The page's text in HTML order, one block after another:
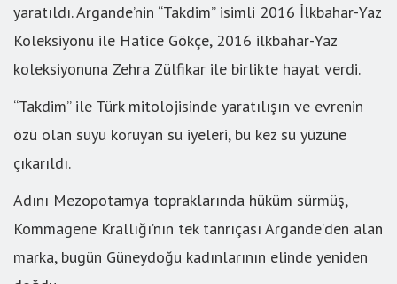
yaratıldı. Argande’nin “Takdim” isimli 2016 İlkbahar-Yaz
Koleksiyonu ile Hatice Gökçe, 2016 ilkbahar-Yaz
koleksiyonuna Zehra Zülfikar ile birlikte hayat verdi.
“Takdim” ile Türk mitolojisinde yaratılışın ve evrenin
özü olan suyu koruyan su iyeleri, bu kez su yüzüne
çıkarıldı.
Adını Mezopotamya topraklarında hüküm sürmüş,
Kommagene Krallığı’nın tek tanrıçası Argande’den alan
marka, bugün Güneydoğu kadınlarının elinde yeniden